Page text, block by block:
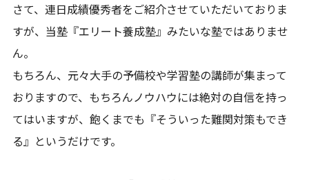
さて、連日成績優秀者をご紹介させていただいておりま
すが、当塾『エリート養成塾』みたいな塾ではありませ
ん。
もちろん、元々大手の予備校や学習塾の講師が集まって
おりますので、もちろんノウハウには絶対の自信を持っ
てはいますが、飽くまでも『そういった難関対策もでき
る』というだけです。